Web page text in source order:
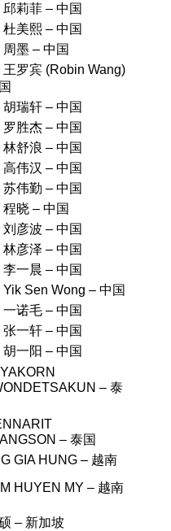
邱莉菲 – 中国
杜美熙 – 中国
周墨 – 中国
王罗宾 (Robin Wang)
胡瑞轩 – 中国
罗胜杰 – 中国
林舒浪 – 中国
高伟汉 – 中国
苏伟勤 – 中国
程晓 – 中国
刘彦波 – 中国
林彦泽 – 中国
李一晨 – 中国
Yik Sen Wong – 中国
一诺毛 – 中国
张一轩 – 中国
胡一阳 – 中国
– 泰
– 泰国
GIA HUNG – 越南
HUYEN MY – 越南
– 新加坡